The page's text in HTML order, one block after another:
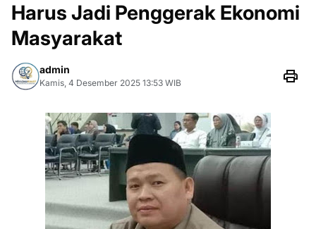
Harus Jadi Penggerak Ekonomi
Masyarakat
admin
Kamis, 4 Desember 2025 13:53 WIB